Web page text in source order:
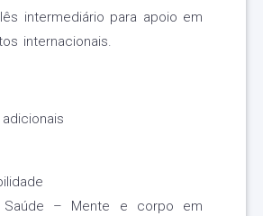
intermediário para apoio em
internacionais.
– Mente e corpo em